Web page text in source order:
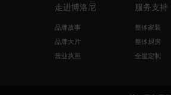
走进博洛尼
品牌故事
品牌大片
营业执照
服务支持
整体家装
整体厨房
全屋定制